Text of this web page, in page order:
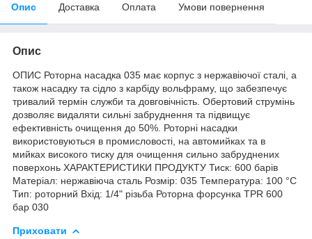
Опис Доставка Оплата Умови повернення
Опис
ОПИС Роторна насадка 035 має корпус з нержавіючої сталі, а
також насадку та сідло з карбіду вольфраму, що забезпечує
тривалий термін служби та довговічність. Обертовий струмінь
дозволяє видаляти сильні забруднення та підвищує
ефективність очищення до 50%. Роторні насадки
використовуються в промисловості, на автомийках та в
мийках високого тиску для очищення сильно забруднених
поверхонь ХАРАКТЕРИСТИКИ ПРОДУКТУ Тиск: 600 барів
Матеріал: нержавіюча сталь Розмір: 035 Температура: 100 °C
Тип: роторний Вхід: 1/4" різьба Роторна форсунка TPR 600
бар 030
Приховати